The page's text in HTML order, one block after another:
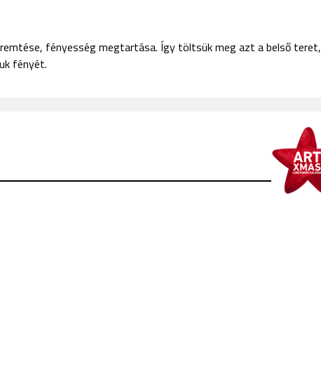
fényesség megtartása. Így töltsük meg azt a belső teret,
fényét.